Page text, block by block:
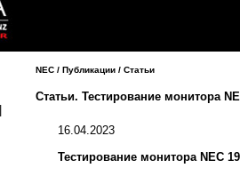
NEC / Публикации / Статьи
Статьи. Тестирование монитора
16.04.2023
Тестирование монитора NEC